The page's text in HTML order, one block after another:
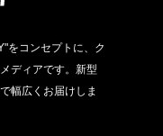
をコンセプトに、ク
ディアです。新型
幅広くお届けしま